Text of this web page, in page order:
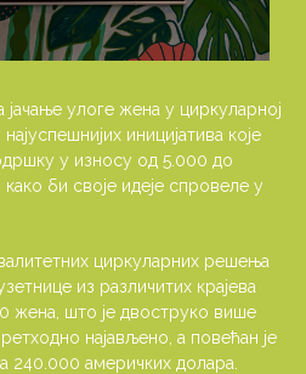
улоге жена у циркуларној
иницијатива које
у износу од 5.000 до
би своје идеје спровеле у
циркуларних решења
из различитих крајева
жена, што је двоструко више
најављено, а повећан је
240.000 америчких долара.